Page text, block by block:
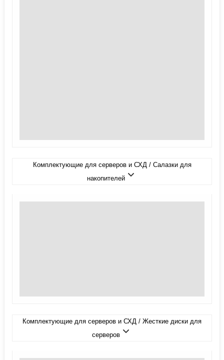
Комплектующие для серверов и СХД / Салазки для
накопителей
Комплектующие для серверов и СХД / Жесткие диски для
серверов